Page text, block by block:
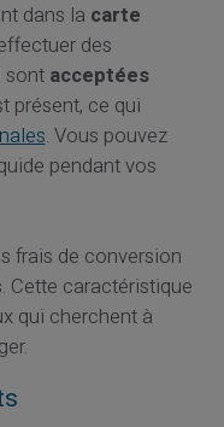
dans la carte
des
sont acceptées
présent, ce qui
. Vous pouvez
pendant vos
frais de conversion
Cette caractéristique
qui cherchent à